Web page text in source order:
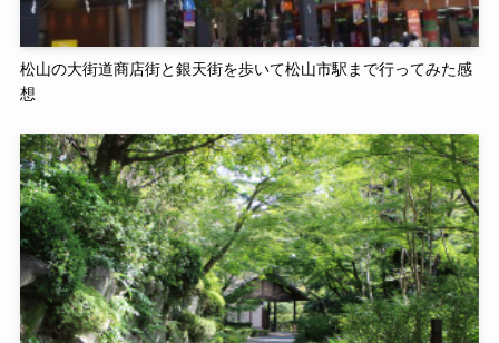
松山の大街道商店街と銀天街を歩いて松山市駅まで行ってみた感
想